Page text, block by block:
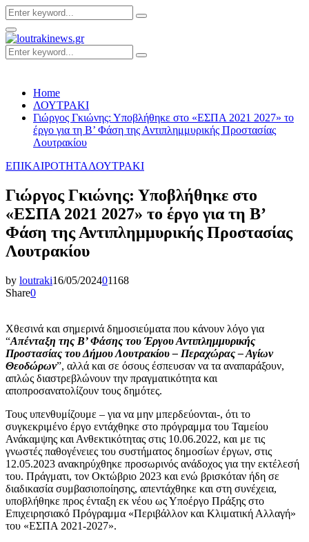
Search
for:
Search
Primary
Menu
Search
for:
Search
Home
ΛΟΥΤΡΑΚΙ
Γιώργος Γκιώνης: Υποβλήθηκε στο «ΕΣΠΑ 2021 2027» το
έργο για τη Β’ Φάση της Αντιπλημμυρικής Προστασίας
Λουτρακίου
ΕΠΙΚΑΙΡΟΤΗΤΑΛΟΥΤΡΑΚΙ
Γιώργος Γκιώνης: Υποβλήθηκε στο
«ΕΣΠΑ 2021 2027» το έργο για τη Β’
Φάση της Αντιπλημμυρικής Προστασίας
Λουτρακίου
by loutraki16/05/202401168
Share0
Χθεσινά και σημερινά δημοσιεύματα που κάνουν λόγο για
“Απένταξη της Β’ Φάσης του Έργου Αντιπλημμυρικής
Προστασίας του Δήμου Λουτρακίου – Περαχώρας – Αγίων
Θεοδώρων”, αλλά και σε όσους έσπευσαν να τα αναπαράξουν,
απλώς διαστρεβλώνουν την πραγματικότητα και
αποπροσανατολίζουν τους δημότες.
Τους υπενθυμίζουμε – για να μην μπερδεύονται-, ότι το
συγκεκριμένο έργο εντάχθηκε στο πρόγραμμα του Ταμείου
Ανάκαμψης και Ανθεκτικότητας στις 10.06.2022, και με τις
γνωστές παθογένειες του συστήματος δημοσίων έργων, στις
12.05.2023 ανακηρύχθηκε προσωρινός ανάδοχος για την εκτέλεσή
του. Πράγματι, τον Οκτώβριο 2023 και ενώ βρισκόταν ήδη σε
διαδικασία συμβασιοποίησης, απεντάχθηκε και στη συνέχεια,
υποβλήθηκε προς ένταξη εκ νέου ως Υποέργο Πράξης στο
Επιχειρησιακό Πρόγραμμα «Περιβάλλον και Κλιματική Αλλαγή»
του «ΕΣΠΑ 2021-2027».